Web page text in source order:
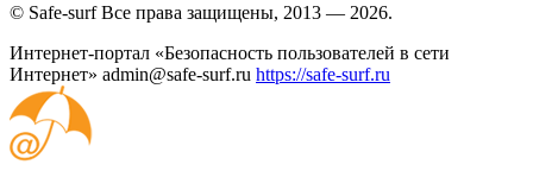
© Safe-surf Все права защищены, 2013 — 2026.
Интернет-портал «Безопасность пользователей в сети
Интернет» admin@safe-surf.ru https://safe-surf.ru